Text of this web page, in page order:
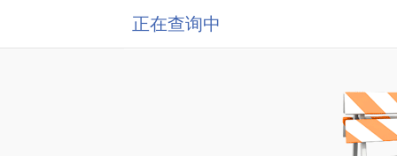
正在查询中